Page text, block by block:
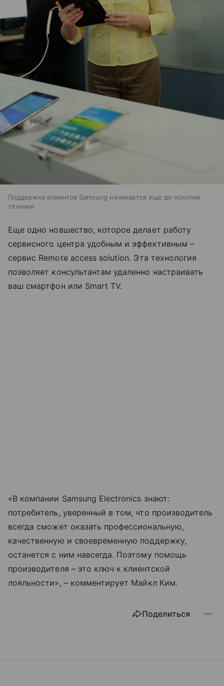
Поддержка клиентов Samsung начинается еще до покупки
техники
Еще одно новшество, которое делает работу
сервисного центра удобным и эффективным –
сервис Remote access solution. Эта технология
позволяет консультантам удаленно настраивать
ваш смартфон или Smart TV.
«В компании Samsung Electronics знают:
потребитель, уверенный в том, что производитель
всегда сможет оказать профессиональную,
качественную и своевременную поддержку,
останется с ним навсегда. Поэтому помощь
производителя – это ключ к клиентской
лояльности», –комментирует Майкл Ким.
Поделиться